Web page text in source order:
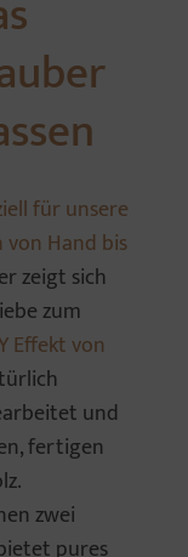
für unsere
Hand bis
zeigt sich
zum
Effekt von
und
fertigen
zwei
pures